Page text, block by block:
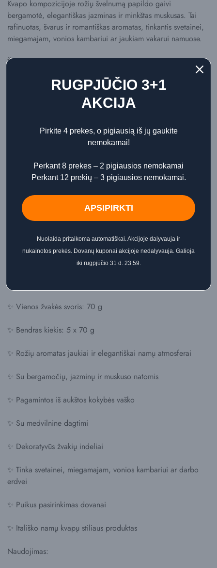
Kvapo kompozicijoje rožių švelnumą papildo gaivi
bergamotė, elegantiškas jazminas ir minkštas muskusas. Tai
rafinuotas, švarus ir romantiškas aromatas, tinkantis svetainei,
miegamajam, vonios kambariui ar jaukiam vakarui namuose.
Žvakės pagamintos iš aukštos kokybės vaško ir medvilninės
dagties. Dekoratyvūs žvakių indeliai suteikia rinkiniui estetikos,
todėl žvakės tinka ne tik kvėpinti namams, bet ir kaip interjero
įkurtuvių proga, šventėms arba kaip jaukus dėmesio ženklas
žmogui, vertinančiam subtilius gėlių aromatus.
Kvapo natos:
🌸 Vidurinė nata: jazminas
🤍 Bazinė nata: muskusas
✨ Vienos žvakės svoris: 70 g
✨ Bendras kiekis: 5 x 70 g
✨ Rožių aromatas jaukiai ir elegantiškai namų atmosferai
✨ Su bergamočių, jazminų ir muskuso natomis
✨ Pagamintos iš aukštos kokybės vaško
✨ Su medvilnine dagtimi
✨ Dekoratyvūs žvakių indeliai
✨ Tinka svetainei, miegamajam, vonios kambariui ar darbo
erdvei
✨ Puikus pasirinkimas dovanai
✨ Itališko namų kvapų stiliaus produktas
Naudojimas:
RUGPJŪČIO 3+1
AKCIJA
Pirkite 4 prekes, o pigiausią iš jų gaukite
nemokamai!
Perkant 8 prekes – 2 pigiausios nemokamai
Perkant 12 prekių – 3 pigiausios nemokamai.
APSIPIRKTI
Nuolaida pritaikoma automatiškai. Akcijoje dalyvauja ir
nukainotos prekės. Dovanų kuponai akcijoje nedalyvauja. Galioja
iki rugpjūčio 31 d. 23:59.